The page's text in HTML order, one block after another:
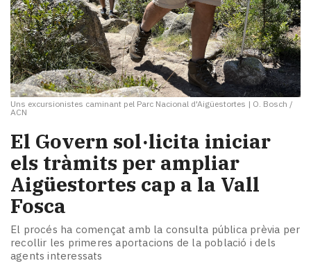
Uns excursionistes caminant pel Parc Nacional d'Aigüestortes | O. Bosch /
ACN
El Govern sol·licita iniciar
els tràmits per ampliar
Aigüestortes cap a la Vall
Fosca
El procés ha començat amb la consulta pública prèvia per
recollir les primeres aportacions de la població i dels
agents interessats